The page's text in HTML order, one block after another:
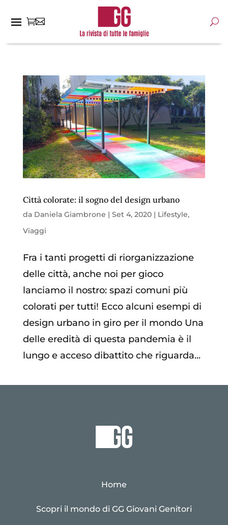
Città colorate: il sogno del design urbano
da Daniela Giambrone | Set 4, 2020| Lifestyle,
Viaggi
Fra i tanti progetti di riorganizzazione
delle città, anche noi per gioco
lanciamo il nostro: spazi comuni più
colorati per tutti! Ecco alcuni esempi di
design urbano in giro per il mondo Una
delle eredità di questa pandemia è il
lungo e acceso dibattito che riguarda...
Home
Scopri il mondo di GG Giovani Genitori